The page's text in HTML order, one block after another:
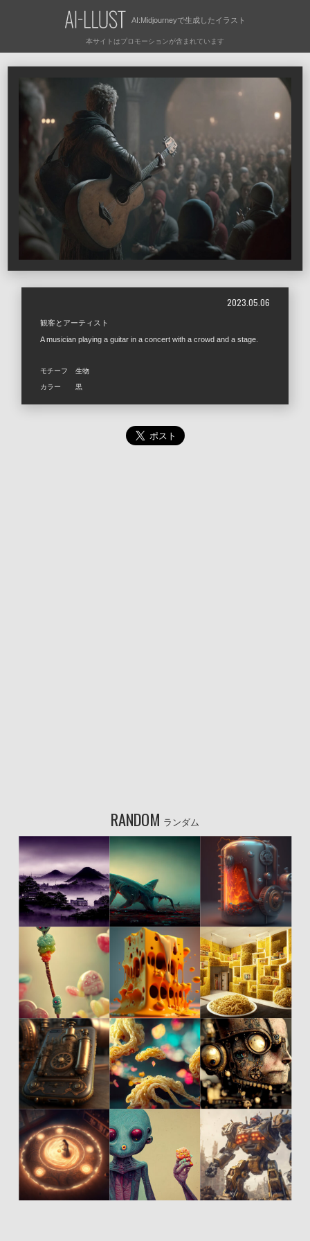
AI:Midjourneyで生成したイラスト
観客とアーティスト
A musician playing a guitar in a concert with a crowd and a stage.
2023.05.06
モチーフ 生物
カラー 黒
RANDOM ランダム